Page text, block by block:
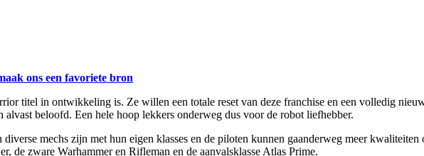
ons een favoriete bron
titel in ontwikkeling is. Ze willen een totale reset van deze franchise en een volledig
beloofd. Een hele hoop lekkers onderweg dus voor de robot liefhebber.
mechs zijn met hun eigen klasses en de piloten kunnen gaanderweg meer
de zware Warhammer en Rifleman en de aanvalsklasse Atlas Prime.